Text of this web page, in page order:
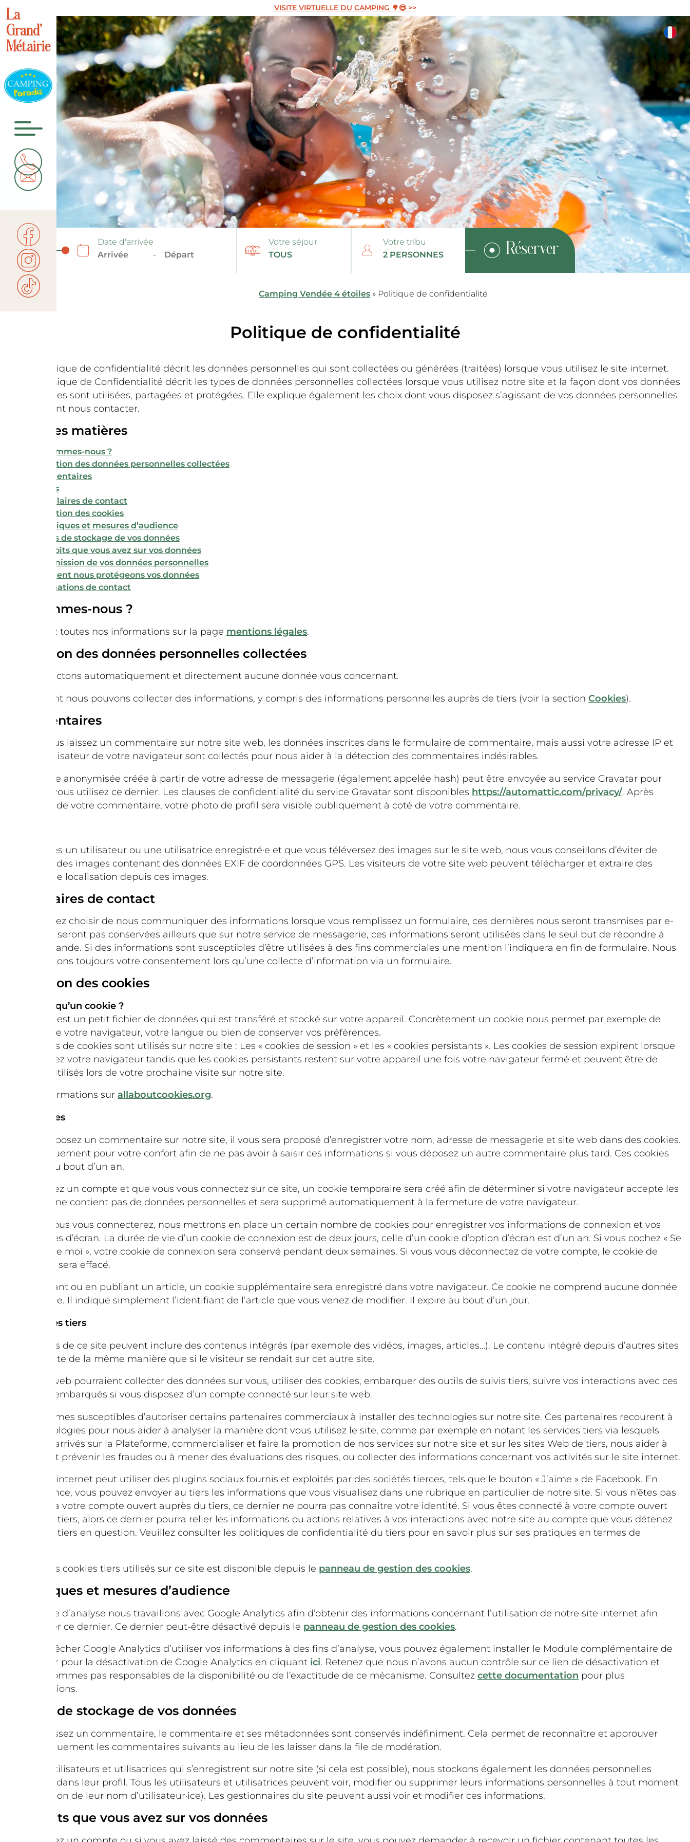
VISITE VIRTUELLE DU CAMPING 🌳😎 >>
La
Grand’
Métairie
Date d'arrivée
-
Votre séjour Votre tribu
Camping Vendée 4 étoiles » Politique de confidentialité
Politique de confidentialité
Cette politique de confidentialité décrit les données personnelles qui sont collectées ou générées (traitées) lorsque vous utilisez le site internet.
Cette Politique de Confidentialité décrit les types de données personnelles collectées lorsque vous utilisez notre site et la façon dont vos données
personnelles sont utilisées, partagées et protégées. Elle explique également les choix dont vous disposez s’agissant de vos données personnelles
et comment nous contacter.
Table des matières
Qui sommes-nous ?
Utilisation des données personnelles collectées
Commentaires
Médias
Formulaires de contact
Utilisation des cookies
Statistiques et mesures d’audience
Durées de stockage de vos données
Les droits que vous avez sur vos données
Transmission de vos données personnelles
Comment nous protégeons vos données
Informations de contact
Qui sommes-nous ?
Découvrez toutes nos informations sur la page mentions légales.
Utilisation des données personnelles collectées
Nous collectons automatiquement et directement aucune donnée vous concernant.
Nonobstant nous pouvons collecter des informations, y compris des informations personnelles auprès de tiers (voir la section Cookies).
Commentaires
Quand vous laissez un commentaire sur notre site web, les données inscrites dans le formulaire de commentaire, mais aussi votre adresse IP et
l’agent utilisateur de votre navigateur sont collectés pour nous aider à la détection des commentaires indésirables.
Une chaîne anonymisée créée à partir de votre adresse de messagerie (également appelée hash) peut être envoyée au service Gravatar pour
vérifier si vous utilisez ce dernier. Les clauses de confidentialité du service Gravatar sont disponibles https://automattic.com/privacy/. Après
validation de votre commentaire, votre photo de profil sera visible publiquement à coté de votre commentaire.
Si vous êtes un utilisateur ou une utilisatrice enregistré·e et que vous téléversez des images sur le site web, nous vous conseillons d’éviter de
téléverser des images contenant des données EXIF de coordonnées GPS. Les visiteurs de votre site web peuvent télécharger et extraire des
données de localisation depuis ces images.
Formulaires de contact
Vous pouvez choisir de nous communiquer des informations lorsque vous remplissez un formulaire, ces dernières nous seront transmises par e-
mail et ne seront pas conservées ailleurs que sur notre service de messagerie, ces informations seront utilisées dans le seul but de répondre à
votre demande. Si des informations sont susceptibles d’être utilisées à des fins commerciales une mention l’indiquera en fin de formulaire. Nous
demanderons toujours votre consentement lors qu’une collecte d’information via un formulaire.
Utilisation des cookies
Qu’est-ce qu’un cookie ?
Un cookie est un petit fichier de données qui est transféré et stocké sur votre appareil. Concrètement un cookie nous permet par exemple de
reconnaître votre navigateur, votre langue ou bien de conserver vos préférences.
Deux types de cookies sont utilisés sur notre site : Les « cookies de session » et les « cookies persistants ». Les cookies de session expirent lorsque
vous fermez votre navigateur tandis que les cookies persistants restent sur votre appareil une fois votre navigateur fermé et peuvent être de
nouveau utilisés lors de votre prochaine visite sur notre site.
Plus d’informations sur allaboutcookies.org.
Nos cookies
Si vous déposez un commentaire sur notre site, il vous sera proposé d’enregistrer votre nom, adresse de messagerie et site web dans des cookies.
C’est uniquement pour votre confort afin de ne pas avoir à saisir ces informations si vous déposez un autre commentaire plus tard. Ces cookies
expirent au bout d’un an.
Si vous avez un compte et que vous vous connectez sur ce site, un cookie temporaire sera créé afin de déterminer si votre navigateur accepte les
cookies. Il ne contient pas de données personnelles et sera supprimé automatiquement à la fermeture de votre navigateur.
Lorsque vous vous connecterez, nous mettrons en place un certain nombre de cookies pour enregistrer vos informations de connexion et vos
préférences d’écran. La durée de vie d’un cookie de connexion est de deux jours, celle d’un cookie d’option d’écran est d’un an. Si vous cochez « Se
souvenir de moi », votre cookie de connexion sera conservé pendant deux semaines. Si vous vous déconnectez de votre compte, le cookie de
connexion sera effacé.
En modifiant ou en publiant un article, un cookie supplémentaire sera enregistré dans votre navigateur. Ce cookie ne comprend aucune donnée
personnelle. Il indique simplement l’identifiant de l’article que vous venez de modifier. Il expire au bout d’un jour.
Les cookies tiers
Les articles de ce site peuvent inclure des contenus intégrés (par exemple des vidéos, images, articles…). Le contenu intégré depuis d’autres sites
se comporte de la même manière que si le visiteur se rendait sur cet autre site.
Ces sites web pourraient collecter des données sur vous, utiliser des cookies, embarquer des outils de suivis tiers, suivre vos interactions avec ces
contenus embarqués si vous disposez d’un compte connecté sur leur site web.
Nous sommes susceptibles d’autoriser certains partenaires commerciaux à installer des technologies sur notre site. Ces partenaires recourent à
ces technologies pour nous aider à analyser la manière dont vous utilisez le site, comme par exemple en notant les services tiers via lesquels
vous êtes arrivés sur la Plateforme, commercialiser et faire la promotion de nos services sur notre site et sur les sites Web de tiers, nous aider à
détecter et prévenir les fraudes ou à mener des évaluations des risques, ou collecter des informations concernant vos activités sur le site internet.
Notre site internet peut utiliser des plugins sociaux fournis et exploités par des sociétés tierces, tels que le bouton « J’aime » de Facebook. En
conséquence, vous pouvez envoyer au tiers les informations que vous visualisez dans une rubrique en particulier de notre site. Si vous n’êtes pas
connecté à votre compte ouvert auprès du tiers, ce dernier ne pourra pas connaître votre identité. Si vous êtes connecté à votre compte ouvert
auprès du tiers, alors ce dernier pourra relier les informations ou actions relatives à vos interactions avec notre site au compte que vous détenez
auprès du tiers en question. Veuillez consulter les politiques de confidentialité du tiers pour en savoir plus sur ses pratiques en termes de
La liste des cookies tiers utilisés sur ce site est disponible depuis le panneau de gestion des cookies.
Statistiques et mesures d’audience
En matière d’analyse nous travaillons avec Google Analytics afin d’obtenir des informations concernant l’utilisation de notre site internet afin
d’améliorer ce dernier. Ce dernier peut-être désactivé depuis le panneau de gestion des cookies.
Pour empêcher Google Analytics d’utiliser vos informations à des fins d’analyse, vous pouvez également installer le Module complémentaire de
navigateur pour la désactivation de Google Analytics en cliquant ici. Retenez que nous n’avons aucun contrôle sur ce lien de désactivation et
nous ne sommes pas responsables de la disponibilité ou de l’exactitude de ce mécanisme. Consultez cette documentation pour plus
d’informations.
Durées de stockage de vos données
Si vous laissez un commentaire, le commentaire et ses métadonnées sont conservés indéfiniment. Cela permet de reconnaître et approuver
automatiquement les commentaires suivants au lieu de les laisser dans la file de modération.
Pour les utilisateurs et utilisatrices qui s’enregistrent sur notre site (si cela est possible), nous stockons également les données personnelles
indiquées dans leur profil. Tous les utilisateurs et utilisatrices peuvent voir, modifier ou supprimer leurs informations personnelles à tout moment
(à l’exception de leur nom d’utilisateur·ice). Les gestionnaires du site peuvent aussi voir et modifier ces informations.
Les droits que vous avez sur vos données